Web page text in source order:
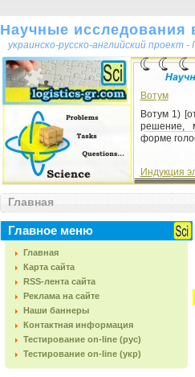
Научные исследования
украинско-русско-английский
Вотум
Вотум 1)
решение,
форме
Индукция
основе
Главная
Главное меню
Главная
Карта сайта
RSS-лента сайта
Реклама на сайте
Наши баннеры
Контактная информация
Тестирование on-line (рус)
Тестирование on-line (укр)